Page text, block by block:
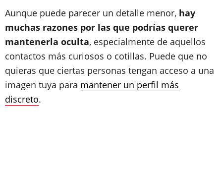
Aunque puede parecer un detalle menor, hay
muchas razones por las que podrías querer
mantenerla oculta, especialmente de aquellos
contactos más curiosos o cotillas. Puede que no
quieras que ciertas personas tengan acceso a una
imagen tuya para mantener un perfil más
discreto.